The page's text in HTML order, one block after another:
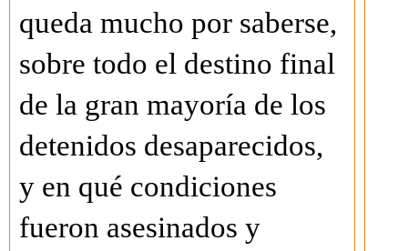
queda mucho por saberse,
sobre todo el destino final
de la gran mayoría de los
detenidos desaparecidos,
y en qué condiciones
fueron asesinados y